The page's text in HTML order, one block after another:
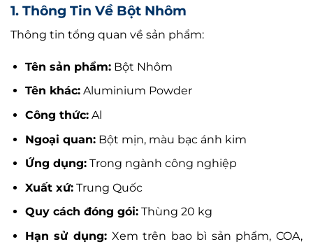
1. Thông Tin Về Bột Nhôm
Thông tin tổng quan về sản phẩm:
Tên sản phẩm:Bột Nhôm
Tên khác:Aluminium Powder
Công thức:Al
Ngoại quan:Bột mịn, màu bạc ánh kim
Ứng dụng:Trong ngành công nghiệp
Xuất xứ:Trung Quốc
Quy cách đóng gói:Thùng 20 kg
Hạn sử dụng:Xem trên bao bì sản phẩm, COA,